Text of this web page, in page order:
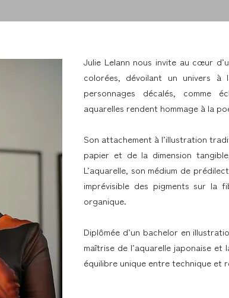
Julie Lelann nous invite au cœur
colorées, dévoilant un univers à
personnages décalés, comme
aquarelles rendent hommage à la
Son attachement à l’illustration
papier et de la dimension
L’aquarelle, son médium de
imprévisible des pigments sur la
organique.
Diplômée d’un bachelor en
maîtrise de l’aquarelle japonaise
équilibre unique entre technique et